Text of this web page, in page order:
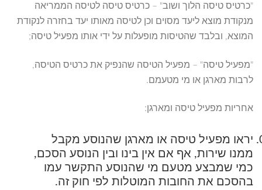
"כרטיס טיסה הלוך ושוב" – כרטיס טיסה לטיסה הממריאה
מנקודת מוצא ליעד מסוים וכן לטיסה מאותו יעד בחזרה לנקודת
המוצא, ובלבד שהטיסות מופעלות על ידי אותו מפעיל טיסה;
"מפעיל טיסה" – מפעיל הטיסה שהנפיק את כרטיס הטיסה,
לרבות מארגן או מי מטעמם.
אחריות מפעיל טיסה ומארגן:
יראו מפעיל טיסה או מארגן שהנוסע מקבל
ממנו שירות, אף אם אין בינו ובין הנוסע הסכם,
כמי שמבצע מטעם מי שהנוסע התקשר עמו
בהסכם את החובות המוטלות לפי חוק זה.